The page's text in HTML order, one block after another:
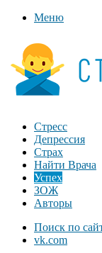
Меню
Стресс
Депрессия
Страх
Найти Врача
Успех
ЗОЖ
Авторы
Поиск по
vk.com